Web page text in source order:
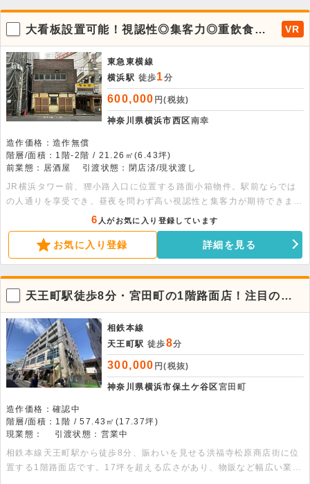
大看板設置可能！視認性◎集客力◎重飲食も
可能な好立地物件。
VR
東急東横線
横浜駅 徒歩1分
600,000 円(税抜)
神奈川県横浜市西区南幸
造作価格：造作無償
階層/面積：1階-2階 / 21.26㎡(6.43坪)
前業態：居酒屋
引渡状態：閉店済/現状渡し
JR横浜タワー前、狸小路入口に位置する路面小箱物件。駅前ならでは
の人通りを享受でき、昼夜を問わず高い視認性と集客力が期待できま
す。約6.4坪のコンパクトな空間は、テイクアウトをはじめ、居酒屋、
ドリンクスタンド等幅広い業態でご検討いただけます。立地の強みを最
大限に活かせる注目物件ですので、横浜西口エリアへの出店をお考えの
方はぜひお早めにお問い合わせ下さい。
6 人がお気に入り登録しています
お気に入り登録 詳細を見る
天王町駅徒歩8分・宮田町の1階路面店！注目の商
店街立地店舗
相鉄本線
天王町駅 徒歩8分
300,000 円(税抜)
神奈川県横浜市保土ケ谷区宮田町
造作価格：確認中
階層/面積：1階 / 57.43㎡(17.37坪)
現業態：
引渡状態：営業中
相鉄本線天王町駅から徒歩8分、賑わいを見せる洪福寺松原商店街に位
置する1階路面店です。17坪を超える広さがあり、物販など幅広い業態